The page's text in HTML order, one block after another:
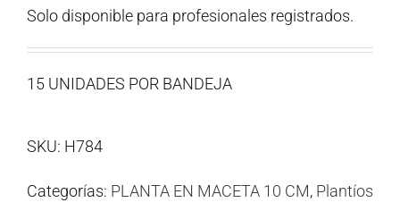
Solo disponible para profesionales registrados.
15 UNIDADES POR BANDEJA
SKU: H784
Categorías: PLANTA EN MACETA 10 CM, Plantíos